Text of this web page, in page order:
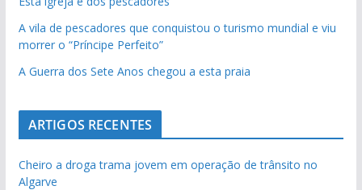
A vila de pescadores que conquistou o turismo mundial e viu
morrer o “Príncipe Perfeito”
A Guerra dos Sete Anos chegou a esta praia
ARTIGOS RECENTES
Cheiro a droga trama jovem em operação de trânsito no
Algarve